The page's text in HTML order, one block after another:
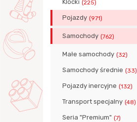
Klocki (225)
Pojazdy (971)
Samochody (762)
Małe samochody (32)
Samochody średnie (33)
Pojazdy inercyjne (132)
Transport specjalny (48)
Seria "Premium" (7)